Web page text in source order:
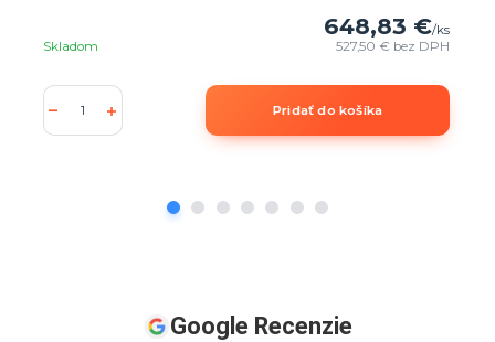
648,83 €/ks
527,50 € bez DPH
Skladom
Pridať do košíka
Google Recenzie